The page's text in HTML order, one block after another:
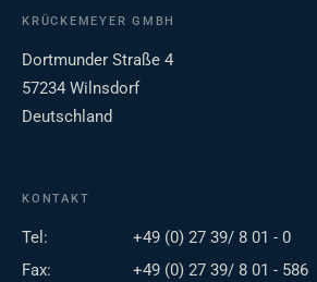
KRÜCKEMEYER GMBH
Dortmunder Straße 4
57234 Wilnsdorf
Deutschland
KONTAKT
Tel:
+49 (0) 27 39/ 8 01 - 0
Fax:
+49 (0) 27 39/ 8 01 - 586